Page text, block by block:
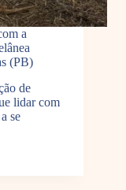
a
(PB)
de
lidar com
se